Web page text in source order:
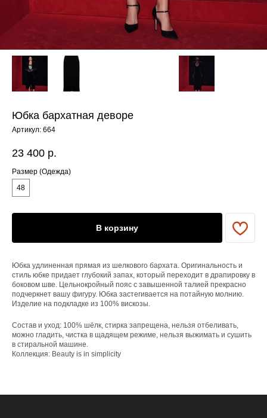
Юбка бархатная деворе
Артикул: 664
23 400 р.
Размер (Одежда)
48
В корзину
Юбка удлиненная прямая из шелкового бархата. Оригинальность и
стиль юбке придает глубокий запах, который переходит в драпировку в
боковом шве. Цельнокройный пояс с завышенной талией прекрасно
подчеркнет вашу фигуру. Юбка застегивается на потайную молнию.
Изделие на подкладке из 100% вискозы.
Состав и уход: 100% шёлк, стирка запрещена, нельзя отбеливать,
можно гладить, чистка в щадящем режиме, нельзя выжимать и сушить
в стиральной машине.
Коллекция: Beauty is in simplicity
Доставка/оплата
ПОКУПАТЕЛЯМ
ОРГАНИЗАЦИЯ
ООО «САРТОРИЯ»
Служба поддержки
Договор оферты